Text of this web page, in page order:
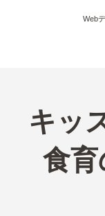
Web
キッ
食